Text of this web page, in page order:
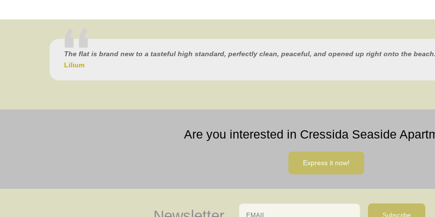
The flat is brand new to a tasteful high standard, perfectly clean, peaceful, and opened up right onto the beach.
Lilium
Are you interested in Cressida Seaside
Express it now!
Email Name